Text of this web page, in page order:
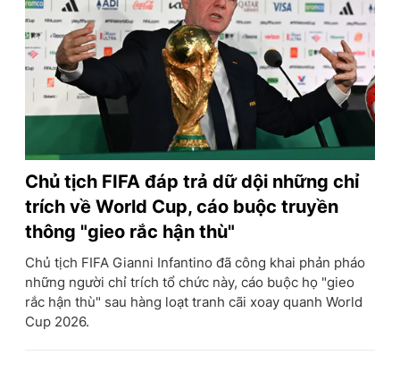
Chủ tịch FIFA đáp trả dữ dội những chỉ
trích về World Cup, cáo buộc truyền
thông "gieo rắc hận thù"
Chủ tịch FIFA Gianni Infantino đã công khai phản pháo
những người chỉ trích tổ chức này, cáo buộc họ "gieo
rắc hận thù" sau hàng loạt tranh cãi xoay quanh World
Cup 2026.